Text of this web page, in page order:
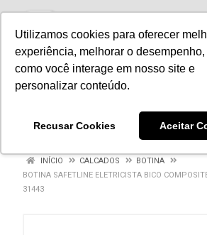
Utilizamos cookies para oferecer
experiência, melhorar o
como você interage em nosso site e
personalizar conteúdo.
Recusar Cookies Aceitar
INÍCIO CALCADOS
BOTINA
BOTINA SAFETLINE ELETRICISTA BICO
31443